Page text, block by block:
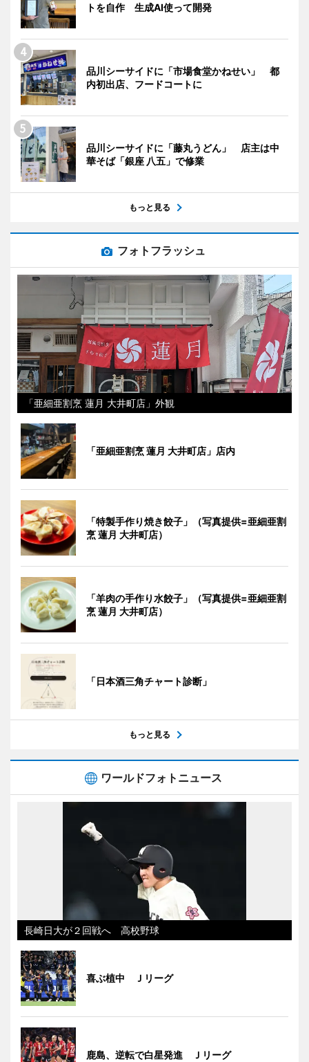
トを自作 生成AI使って開発
品川シーサイドに「市場食堂かねせい」 都
内初出店、フードコートに
品川シーサイドに「藤丸うどん」 店主は中
華そば「銀座 八五」で修業
もっと見る
フォトフラッシュ
「亜細亜割烹 蓮月 大井町店」外観
「亜細亜割烹 蓮月 大井町店」店内
「特製手作り焼き餃子」（写真提供=亜細亜割
烹 蓮月 大井町店）
「羊肉の手作り水餃子」（写真提供=亜細亜割
烹 蓮月 大井町店）
「日本酒三角チャート診断」
もっと見る
ワールドフォトニュース
長崎日大が２回戦へ 高校野球
喜ぶ植中 Ｊリーグ
鹿島、逆転で白星発進 Ｊリーグ